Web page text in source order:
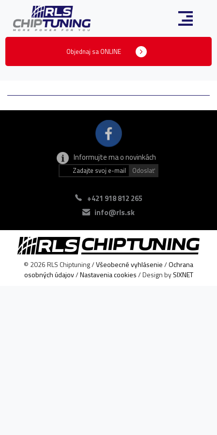
Objednaj sa ONLINE
Informujte ma o novinkách
+421 918 812 265
info@rls.sk
© 2026 RLS Chiptuning /Všeobecné vyhlásenie/Ochrana
osobných údajov/Nastavenia cookies/ Design bySIXNET